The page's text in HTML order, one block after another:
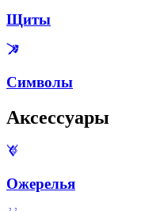
Щиты
Символы
Аксессуары
Ожерелья